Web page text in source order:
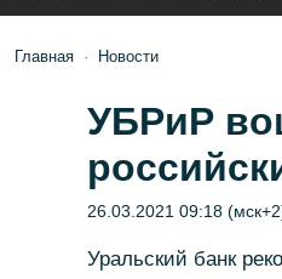
Главная Новости
УБРиР
26.03.2021 09:18
Уральский банк